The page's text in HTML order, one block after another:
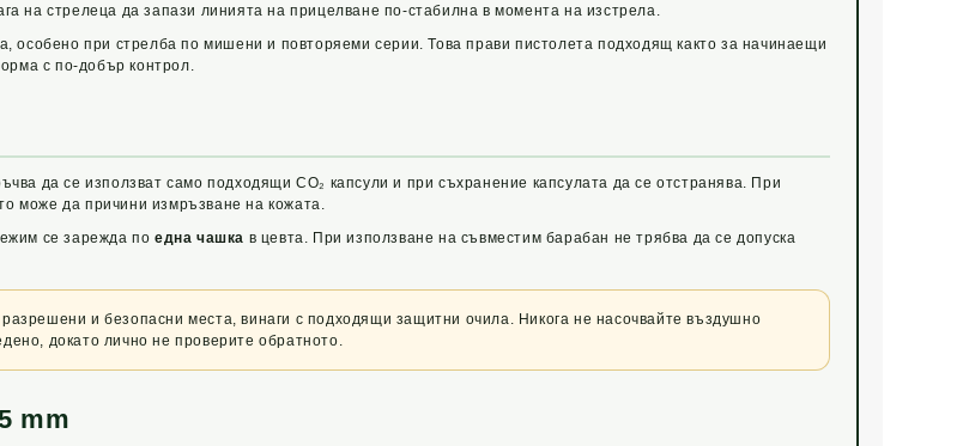
на стрелеца да запази линията на прицелване по-стабилна в момента на изстрела.
особено при стрелба по мишени и повторяеми серии. Това прави пистолета подходящ както за начинаещи
с по-добър контрол.
да се използват само подходящи CO₂ капсули и при съхранение капсулата да се отстранява. При
може да причини измръзване на кожата.
се зарежда по една чашка в цевта. При използване на съвместим барабан не трябва да се допуска
и безопасни места, винаги с подходящи защитни очила. Никога не насочвайте въздушно
докато лично не проверите обратното.
mm